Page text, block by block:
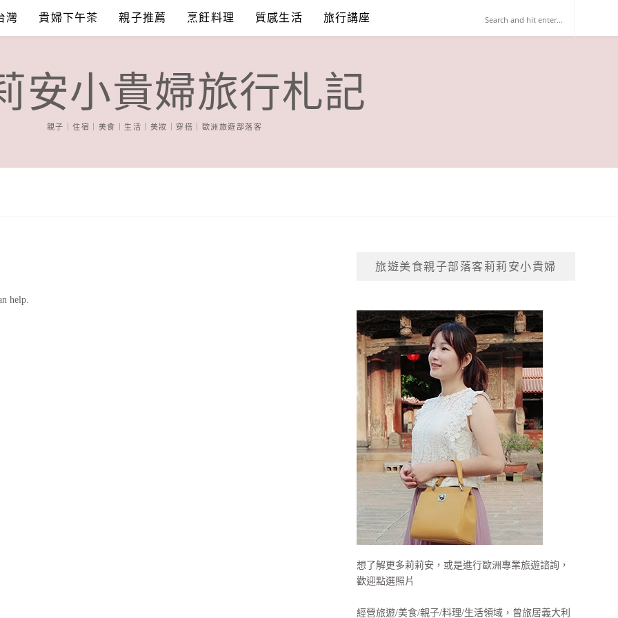
灣 貴婦下午茶 親子推薦 烹飪料理 質感生活 旅行講座
安小貴婦旅行札記
親子｜住宿｜美食｜生活｜美妝｜穿搭｜歐洲旅遊部落客
help.
旅遊美食親子部落客莉莉安小貴婦
想了解更多莉莉安，或是進行歐洲專業旅遊諮詢，
歡迎點選照片
經營旅遊/美食/親子/料理/生活領域，曾旅居義大利